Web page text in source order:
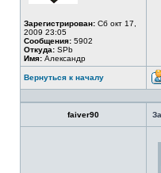
Зарегистрирован: Сб окт 17,
2009 23:05
Сообщения: 5902
Откуда: SPb
Имя: Александр
Вернуться к началу
faiver90